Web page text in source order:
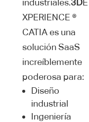
XPERIENCE ®
CATIA es una
solución SaaS
increíblemente
poderosa para:
Diseño
industrial
Ingeniería